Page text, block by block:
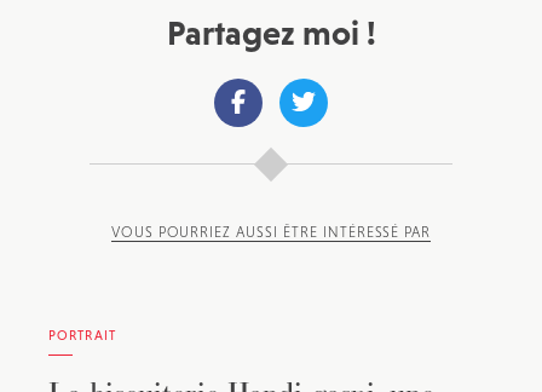
Partagez moi !
VOUS POURRIEZ AUSSI ÊTRE INTÉRESSÉ PAR
PORTRAIT